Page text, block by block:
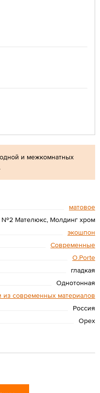
и межкомнатных
матовое
№2 Мателюкс, Молдинг хром
экошпон
Современные
O.Porte
гладкая
Однотонная
из современных материалов
Россия
Орех